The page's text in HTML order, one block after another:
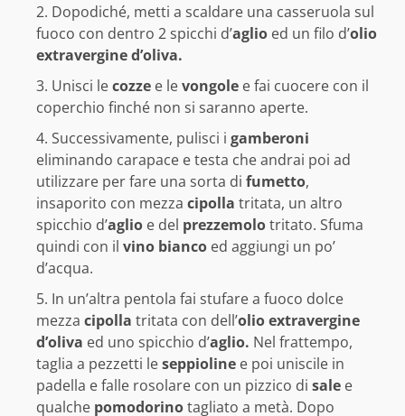
Dopodiché, metti a scaldare una casseruola sul
fuoco con dentro 2 spicchi d’aglio ed un filo d’olio
extravergine d’oliva.
Unisci lecozze e levongole e fai cuocere con il
coperchio finché non si saranno aperte.
Successivamente, pulisci i gamberoni
eliminando carapace e testa che andrai poi ad
utilizzare per fare una sorta di fumetto,
insaporito con mezza cipolla tritata, un altro
spicchio d’aglio e del prezzemolotritato. Sfuma
quindi con il vino bianco ed aggiungi un po’
d’acqua.
In un’altra pentola fai stufare a fuoco dolce
mezza cipolla tritata con dell’olio extravergine
d’oliva ed uno spicchio d’aglio. Nel frattempo,
taglia a pezzetti leseppioline e poi uniscile in
padella e falle rosolare con un pizzico di sale e
qualche pomodorinotagliato a metà. Dopo